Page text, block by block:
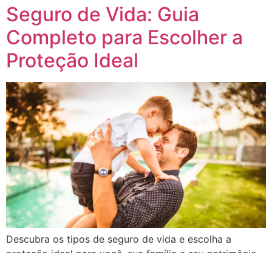
Seguro de Vida: Guia
Completo para Escolher a
Proteção Ideal
Descubra os tipos de seguro de vida e escolha a